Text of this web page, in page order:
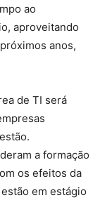
ao
aproveitando
anos,
de TI será
a formação
os efeitos da
em estágio